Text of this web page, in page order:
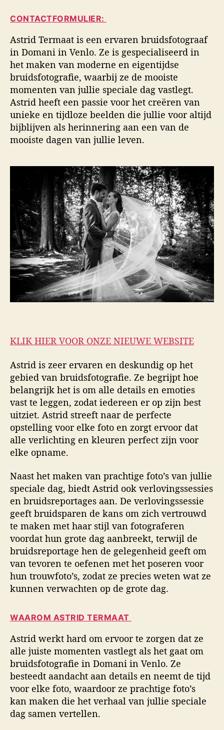
d
s
f
o
t
o
g
r
a
f
i
u
e
u
r
u
m
CONTACTFORMULIER:
Astrid Termaat is een ervaren bruidsfotograaf
in Domani in Venlo. Ze is gespecialiseerd in
het maken van moderne en eigentijdse
bruidsfotografie, waarbij ze de mooiste
momenten van jullie speciale dag vastlegt.
Astrid heeft een passie voor het creëren van
unieke en tijdloze beelden die jullie voor altijd
bijblijven als herinnering aan een van de
mooiste dagen van jullie leven.
KLIK HIER VOOR ONZE NIEUWE WEBSITE
Astrid is zeer ervaren en deskundig op het
gebied van bruidsfotografie. Ze begrijpt hoe
belangrijk het is om alle details en emoties
vast te leggen, zodat iedereen er op zijn best
uitziet. Astrid streeft naar de perfecte
opstelling voor elke foto en zorgt ervoor dat
alle verlichting en kleuren perfect zijn voor
elke opname.
Naast het maken van prachtige foto’s van jullie
speciale dag, biedt Astrid ook verlovingssessies
en bruidsreportages aan. De verlovingssessie
geeft bruidsparen de kans om zich vertrouwd
te maken met haar stijl van fotograferen
voordat hun grote dag aanbreekt, terwijl de
bruidsreportage hen de gelegenheid geeft om
van tevoren te oefenen met het poseren voor
hun trouwfoto’s, zodat ze precies weten wat ze
kunnen verwachten op de grote dag.
WAAROM ASTRID TERMAAT
Astrid werkt hard om ervoor te zorgen dat ze
alle juiste momenten vastlegt als het gaat om
bruidsfotografie in Domani in Venlo. Ze
besteedt aandacht aan details en neemt de tijd
voor elke foto, waardoor ze prachtige foto’s
kan maken die het verhaal van jullie speciale
dag samen vertellen.